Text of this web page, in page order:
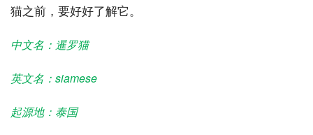
猫之前，要好好了解它。
中文名：暹罗猫
英文名： siamese
起源地：泰国